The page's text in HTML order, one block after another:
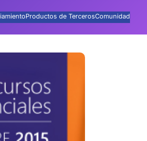
Productos de TercerosComunidad